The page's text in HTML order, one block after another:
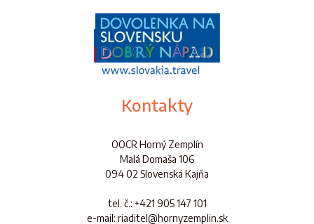
Kontakty
OOCR Horný Zemplín
Malá Domaša 106
094 02 Slovenská Kajňa
tel. č.: +421 905 147 101
e-mail: riaditel@hornyzemplin.sk